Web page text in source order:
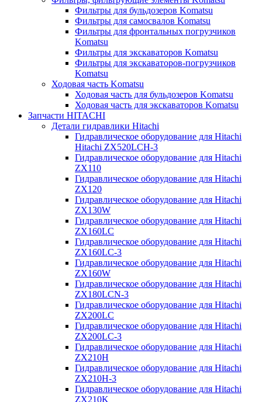
Фильтры для бульдозеров Komatsu
Фильтры для самосвалов Komatsu
Фильтры для фронтальных погрузчиков
Komatsu
Фильтры для экскаваторов Komatsu
Фильтры для экскаваторов-погрузчиков
Komatsu
Ходовая часть Komatsu
Ходовая часть для бульдозеров Komatsu
Ходовая часть для экскаваторов Komatsu
Запчасти HITACHI
Детали гидравлики Hitachi
Гидравлическое оборудование для Hitachi
Hitachi ZX520LCH-3
Гидравлическое оборудование для Hitachi
ZX110
Гидравлическое оборудование для Hitachi
ZX120
Гидравлическое оборудование для Hitachi
ZX130W
Гидравлическое оборудование для Hitachi
ZX160LC
Гидравлическое оборудование для Hitachi
ZX160LC-3
Гидравлическое оборудование для Hitachi
ZX160W
Гидравлическое оборудование для Hitachi
ZX180LCN-3
Гидравлическое оборудование для Hitachi
ZX200LC
Гидравлическое оборудование для Hitachi
ZX200LC-3
Гидравлическое оборудование для Hitachi
ZX210H
Гидравлическое оборудование для Hitachi
ZX210H-3
Гидравлическое оборудование для Hitachi
ZX210K